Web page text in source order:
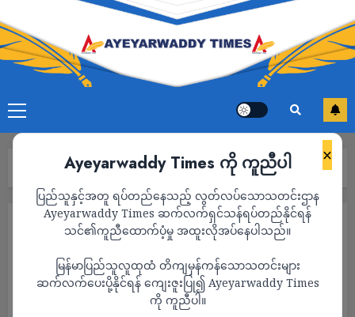
×
Ayeyarwaddy Times ကို ကူညီပါ
ပြည်သူနှင့်အတူ ရပ်တည်နေသည့် လွတ်လပ်သောသတင်းဌာန
Ayeyarwaddy Times ဆက်လက်ရှင်သန်ရပ်တည်နိုင်ရန်
သင်၏ကူညီထောက်ပံ့မှု အထူးလိုအပ်နေပါသည်။
မြန်မာပြည်သူလူထုထံ တိကျမှန်ကန်သောသတင်းများ
ဆက်လက်ပေးပို့နိုင်ရန် ကျေးဇူးပြု၍ Ayeyarwaddy Times
ကို ကူညီပါ။
သတင်း Page 1,580
သတင်း